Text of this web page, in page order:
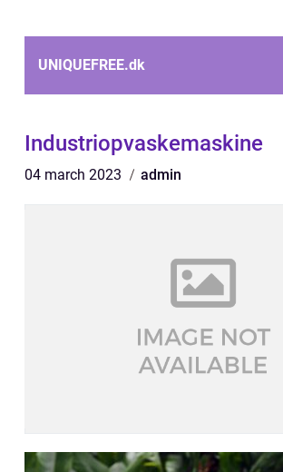
UNIQUEFREE.dk
Industriopvaskemaskine
04 march 2023 admin